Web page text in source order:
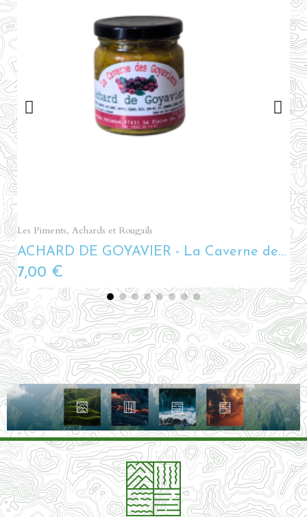
Aperçu rapide
Les Piments, Achards et Rougails
ACHARD DE GOYAVIER - La Caverne des Goyaviers
7,00 €